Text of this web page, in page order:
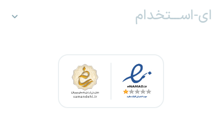
ای-اســـتخدام